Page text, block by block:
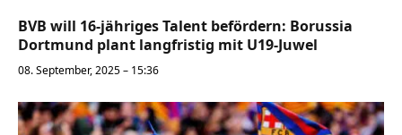
BVB will 16-jähriges Talent befördern: Borussia
Dortmund plant langfristig mit U19-Juwel
08. September, 2025 – 15:36